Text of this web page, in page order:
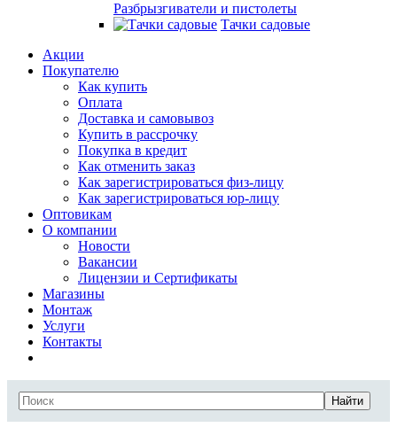
Разбрызгиватели и пистолеты
Тачки садовые
Акции
Покупателю
Как купить
Оплата
Доставка и самовывоз
Купить в рассрочку
Покупка в кредит
Как отменить заказ
Как зарегистрироваться физ-лицу
Как зарегистрироваться юр-лицу
Оптовикам
О компании
Новости
Вакансии
Лицензии и Сертификаты
Магазины
Монтаж
Услуги
Контакты
Найти